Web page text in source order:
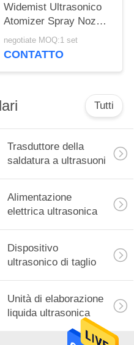
Widemist Ultrasonico
Atomizer Spray Nozzle
per la produzione di
celle a combustibile
negotiate MOQ:1 set
CONTATTO
Tutti
Trasduttore della
saldatura a ultrasuoni
Alimentazione
elettrica ultrasonica
Dispositivo
ultrasonico di taglio
Unità di elaborazione
liquida ultrasonica